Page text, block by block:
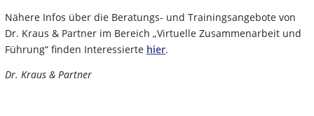
Nähere Infos über die Beratungs- und Trainingsangebote von
Dr. Kraus & Partner im Bereich „Virtuelle Zusammenarbeit und
Führung“ finden Interessierte hier.
Dr. Kraus & Partner